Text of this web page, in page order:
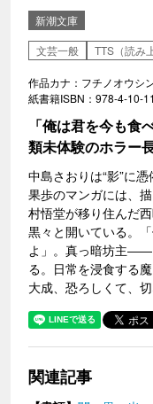
新潮文庫
文芸一般
TTS（読み
作品カナ：フチノオウシ
紙書籍ISBN：978-4-10-
「俺は君を今も食
類未体験のホラー長
中島さおりは“影”に
果歩のマンガには、
村悟堂が移り住んだ
黒々と開いている。
よ」。真っ暗坊主――
る。日常を浸食する
大成、恐ろしくて、
関連記事